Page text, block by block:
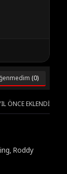
(0)
ÖNCE EKLENDI
, Roddy